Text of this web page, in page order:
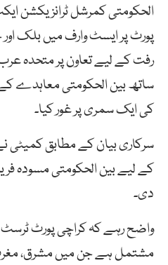
پورٹ پر ایسٹ وارف میں بلک
رفت کے لیے تعاون پر متحدہ
ساتھ بین الحکومتی معاہدے
کی ایک سمری پر غور کیا۔
سرکاری بیان کے مطابق کمیٹی
کے لیے بین الحکومتی مسودہ
دی۔
واضح رہے کہ کراچی پورٹ ٹرسٹ
مشتمل ہے جن میں مشرق،